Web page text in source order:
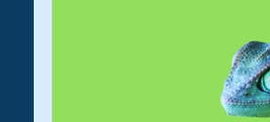
Gestão de Pessoas
Sustentabilidade